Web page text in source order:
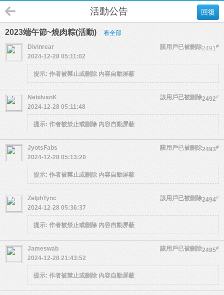
回復
活動公告
2023端午節~燒肉粽(活動) 看全部
2491#
Divinrear
該用戶已被刪除
2024-12-28 05:11:02
提示: 作者被禁止或刪除 內容自動屏蔽
2492#
NebilvanK
該用戶已被刪除
2024-12-28 05:11:48
提示: 作者被禁止或刪除 內容自動屏蔽
2493#
JyotsFabs
該用戶已被刪除
2024-12-28 05:13:20
提示: 作者被禁止或刪除 內容自動屏蔽
2494#
ZelphTync
該用戶已被刪除
2024-12-28 05:36:37
提示: 作者被禁止或刪除 內容自動屏蔽
2495#
Jameswab
該用戶已被刪除
2024-12-28 21:43:52
提示: 作者被禁止或刪除 內容自動屏蔽